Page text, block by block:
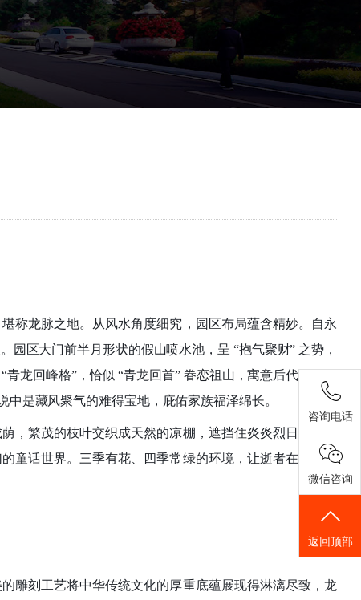
称龙脉之地。从风水角度细究，园区布局蕴含精妙。自永
区大门前半月形状的假山喷水池，呈 “抱气聚财” 之势，
龙回峰格”，恰似 “青龙回首” 眷恋祖山，寓意后代子孙贤
是藏风聚气的难得宝地，庇佑家族福泽绵长。
，繁茂的枝叶交织成天然的凉棚，遮挡住炎炎烈日，送来
童话世界。三季有花、四季常绿的环境，让逝者在自然的
雕刻工艺将中华传统文化的厚重底蕴展现得淋漓尽致，龙
咨询电话
微信咨询
返回顶部